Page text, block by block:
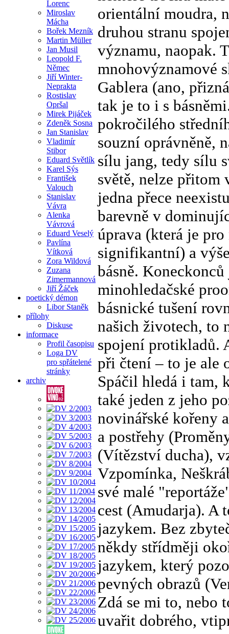
Lorenc
Miroslav
Mácha
Bořek Mezník
Martin Müller
Jan Musil
Leopold F.
Němec
Jiří Winter-
Neprakta
Rostislav
Opršal
Mirek Pijáček
Zdeněk Sosna
Jan Stanislav
Vladimír
Stibor
Eduard Světlík
Karel Sýs
František
Valouch
Stanislav
Vávra
Alenka
Vávrová
Eduard Veselý
Pavlína
Vítková
Zora Wildová
Zuzana
Zimermannová
Jiří Žáček
poetický démon
Libor Staněk
přílohy
Diskuse
informace
Profil časopisu
Loga DV
pro spřátelené
stránky
archiv
orientální moudra,
druhou stranu
významu, naopak.
mnohovýznamové
Gablera (ano,
tak je to i s
pokročilého
souzní oprávněně,
sílu jang, tedy sílu
světě, nelze přitom
jedna přece
barevně v
úprava (která je
signifikantní) a
básně.
minohledačské
básnické tušení
našich životech, to
spojení protikladů.
při čtení – to je ale
Spáčil hledá i tam,
také jeden z jeho
novinářské kořeny
a postřehy
(Vítězství ducha),
Vzpomínka,
své malé
cest (Amudarja). A
jazykem. Bez
někdy střídměji
jazykem, který
pevných obrazů
Zdá se mi to, nebo
uvařit dobrého,